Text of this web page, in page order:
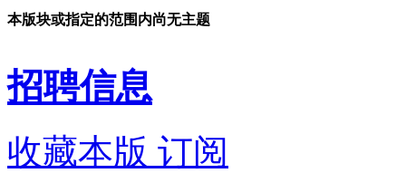
本版块或指定的范围内尚无主题
招聘信息
收藏本版 订阅